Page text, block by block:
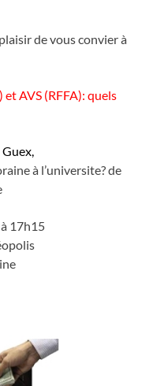
de vous convier à
et AVS (RFFA): quels
à l’universite? de
17h15